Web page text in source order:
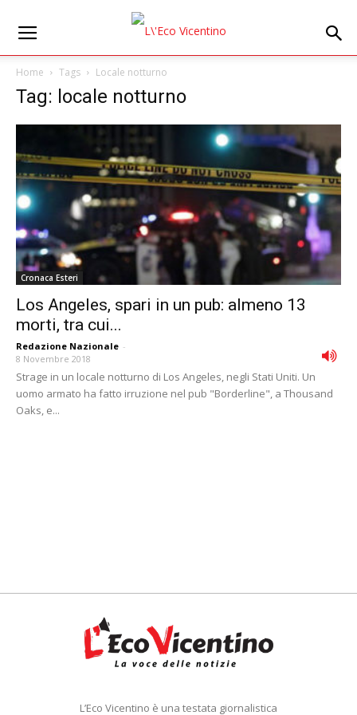
Home Tags Locale notturno
Tag: locale notturno
Cronaca Esteri
Los Angeles, spari in un pub: almeno 13
morti, tra cui...
Redazione Nazionale -
8 Novembre 2018
Strage in un locale notturno di Los Angeles, negli Stati Uniti. Un
uomo armato ha fatto irruzione nel pub "Borderline", a Thousand
Oaks, e...
L’Eco Vicentino è una testata giornalistica